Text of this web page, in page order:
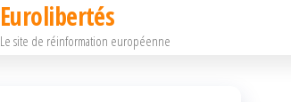
Eurolibertés
Le site de réinformation européenne